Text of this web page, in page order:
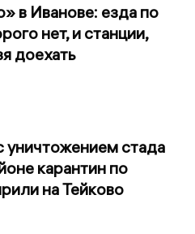
в Иванове: езда по
нет, и станции,
доехать
уничтожением стада
карантин по
на Тейково